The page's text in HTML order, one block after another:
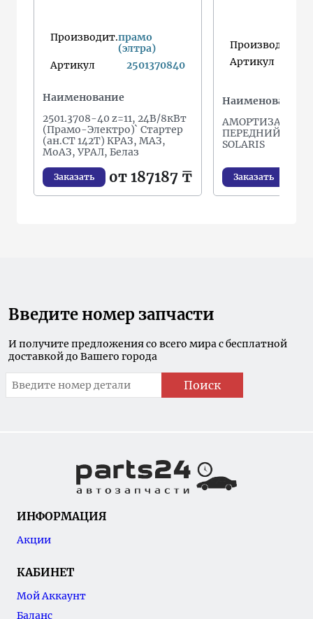
Производит.прамо
(элтра)
Артикул
2501370840
Наименование
2501.3708-40 z=11, 24В/8кВт
(Прамо-Электро)` Стартер
(ан.СТ 142Т) КРАЗ, МАЗ,
МоАЗ, УРАЛ, Белаз
Заказать от 187187 ₸
Производит.
Артикул
Наименование
АМОРТИЗАТОР
ПЕРЕДНИЙ
SOLARIS
Заказать
Введите номер запчасти
И получите предложения со всего мира с бесплатной
доставкой до Вашего города
Поиск
ИНФОРМАЦИЯ
Акции
КАБИНЕТ
Мой Аккаунт
Баланс